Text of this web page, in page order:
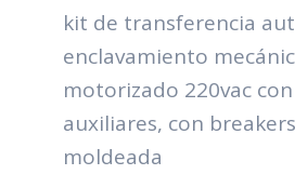
kit de transferencia
enclavamiento
motorizado 220vac
auxiliares, con
moldeada